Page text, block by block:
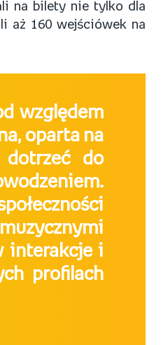
na bilety nie tylko dla
aż 160 wejściówek na
względem
oparta na
dotrzeć do
interakcje i
profilach